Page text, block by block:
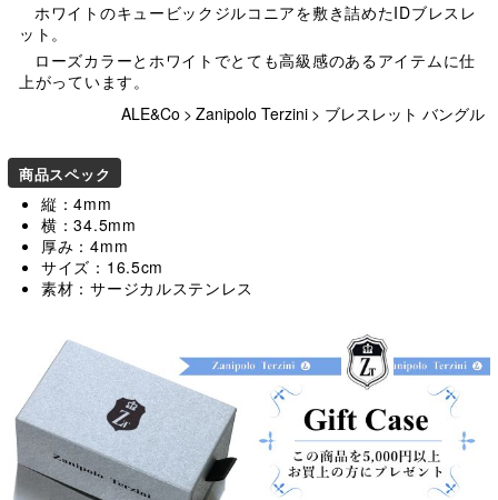
ホワイトのキュービックジルコニアを敷き詰めたIDブレスレ
ット。
ローズカラーとホワイトでとても高級感のあるアイテムに仕
上がっています。
ALE&Co > Zanipolo Terzini > ブレスレット バングル
商品スペック
縦：4mm
横：34.5mm
厚み：4mm
サイズ：16.5cm
素材：サージカルステンレス